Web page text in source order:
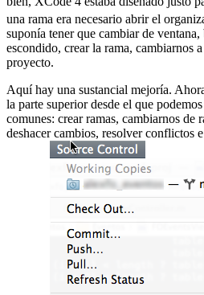
una rama era necesario abrir el
suponía tener que cambiar de
escondido, crear la rama, cambiarnos
proyecto.
Aquí hay una sustancial mejoría.
la parte superior desde el que
comunes: crear ramas, cambiarnos de
deshacer cambios, resolver conflictos